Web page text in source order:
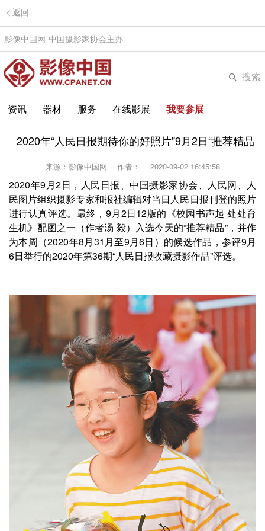
返回
影像中国网-中国摄影家协会主办
搜索
资讯 器材 服务 在线影展 我要参展
2020年“人民日报期待你的好照片”9月2日“推荐精品
来源：影像中国网 作者： 2020-09-02 16:45:58
2020年9月2日，人民日报、中国摄影家协会、人民网、人
民图片组织摄影专家和报社编辑对当日人民日报刊登的照片
进行认真评选。最终，9月2日12版的《校园书声起 处处育
生机》配图之一（作者汤 毅）入选今天的“推荐精品”，并作
为本周（2020年8月31月至9月6日）的候选作品，参评9月
6日举行的2020年第36期“人民日报收藏摄影作品”评选。